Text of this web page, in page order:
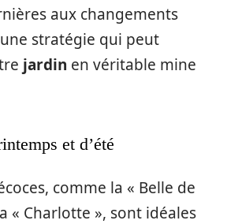
aux changements
stratégie qui peut
jardin en véritable mine
et d’été
comme la « Belle de
« Charlotte », sont idéales